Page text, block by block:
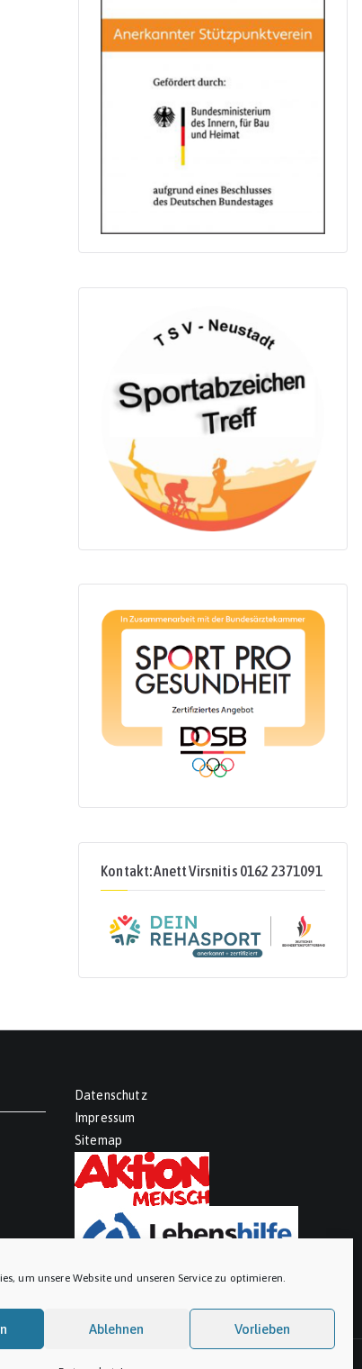
um unsere Website und unseren Service zu optimieren.
Ablehnen Vorlieben
Kontakt: Anett Virsnitis 0162 2371091
Datenschutz
Impressum
Sitemap